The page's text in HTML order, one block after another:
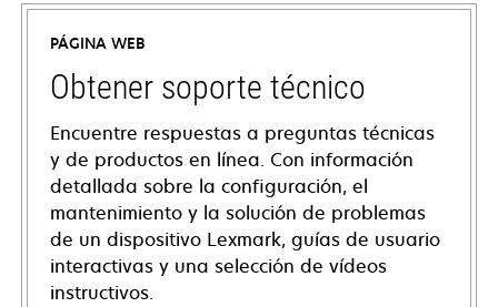
PÁGINA WEB
Obtener soporte técnico
Encuentre respuestas a preguntas técnicas
y de productos en línea. Con información
detallada sobre la configuración, el
mantenimiento y la solución de problemas
de un dispositivo Lexmark, guías de usuario
interactivas y una selección de vídeos
instructivos.